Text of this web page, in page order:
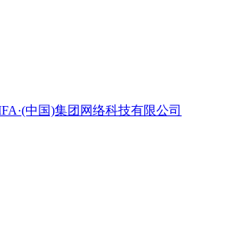
中国)集团网络科技有限公司